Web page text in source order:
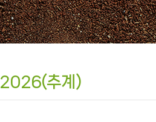
2026(추계)